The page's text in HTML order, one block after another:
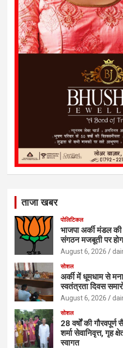
ताजा खबर
पोलिटिकल
भाजपा अर्की मंडल
संगठन मजबूती पर
August 6, 2026
सोशल
अर्की में धूमधाम से
स्वतंत्रता दिवस
August 6, 2026
सोशल
28 वर्षों की
शर्मा सेवानिवृत्त, गृह
स्वागत